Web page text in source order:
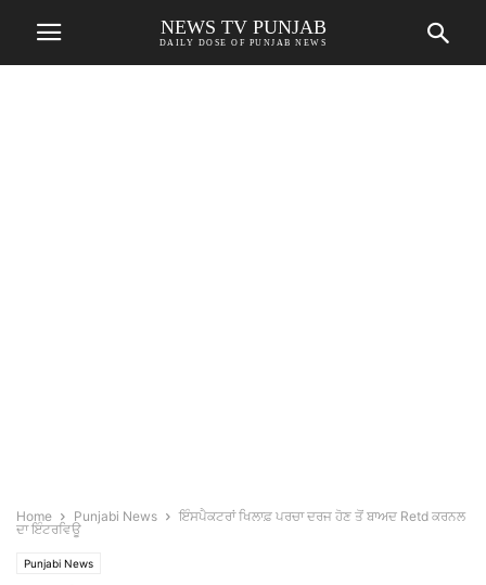
NEWS TV PUNJAB
DAILY DOSE OF PUNJAB NEWS
Home Punjabi News
ਇੰਸਪੈਕਟਰਾਂ ਖਿਲਾਫ਼ ਪਰਚਾ ਦਰਜ ਹੋਣ ਤੋਂ ਬਾਅਦ Retd ਕਰਨਲ
ਦਾ ਇੰਟਰਵਿਊ
Punjabi News